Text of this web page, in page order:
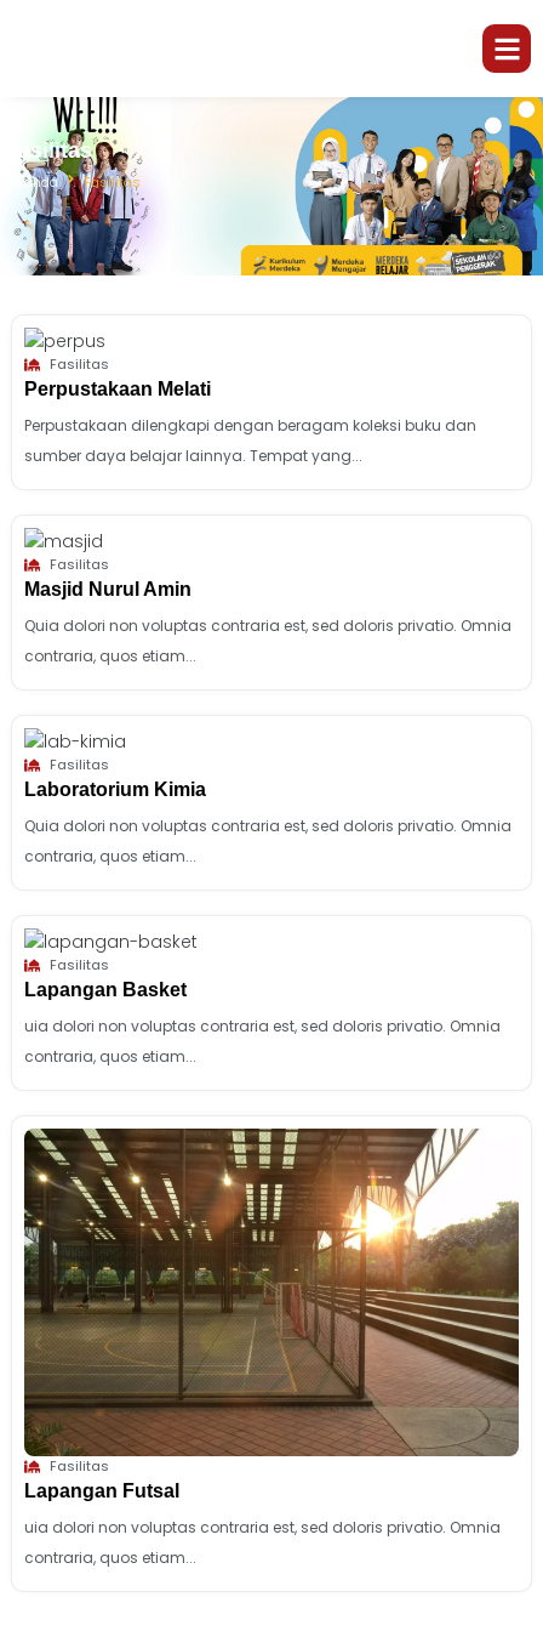
Fasilitas
Beranda Fasilitas
Fasilitas
Perpustakaan Melati
Perpustakaan dilengkapi dengan beragam koleksi buku dan
sumber daya belajar lainnya. Tempat yang...
Fasilitas
Masjid Nurul Amin
Quia dolori non voluptas contraria est, sed doloris privatio. Omnia
contraria, quos etiam...
Fasilitas
Laboratorium Kimia
Quia dolori non voluptas contraria est, sed doloris privatio. Omnia
contraria, quos etiam...
Fasilitas
Lapangan Basket
uia dolori non voluptas contraria est, sed doloris privatio. Omnia
contraria, quos etiam...
Fasilitas
Lapangan Futsal
uia dolori non voluptas contraria est, sed doloris privatio. Omnia
contraria, quos etiam...